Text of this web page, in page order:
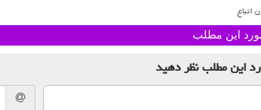
اتباع
این مطلب
این مطلبنظر دهید